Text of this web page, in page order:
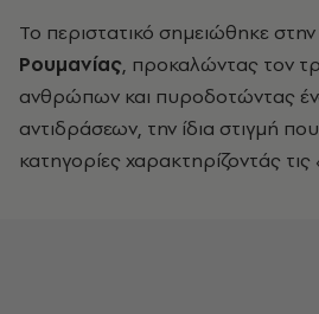
Το περιστατικό σημειώθηκε
Ρουμανίας, προκαλώντας τον
ανθρώπων και πυροδοτώντας
αντιδράσεων, την ίδια στιγμή
κατηγορίες χαρακτηρίζοντάς τις